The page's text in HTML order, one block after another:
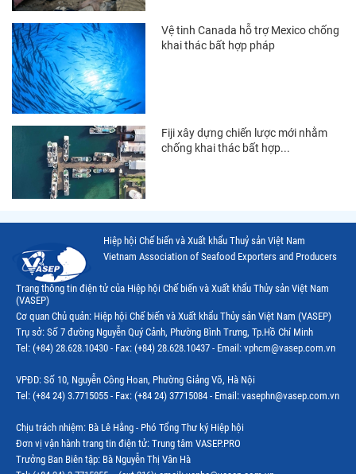
Thị trường Indonesia
Thị trường Mexico
Thị trường Mỹ
Thị trường Nga
Thị trường Hàn Quốc
Thị trường Nhật Bản
Thị trường Thái Lan
Thị trường Philippines
Thị trường Tây Ban Nha
Thị trường thủy sản khác
Thị trường thủy sản thế giới
Vệ tinh Canada hỗ trợ Mexico chống
khai thác bất hợp pháp
Fiji xây dựng chiến lược mới nhằm
chống khai thác bất hợp...
Hiệp hội Chế biến và Xuất khẩu Thuỷ sản Việt Nam
Vietnam Association of Seafood Exporters and Producers
Trang thông tin điện tử của Hiệp hội Chế biến và Xuất khẩu Thủy sản Việt Nam
(VASEP)
Cơ quan Chủ quản: Hiệp hội Chế biến và Xuất khẩu Thủy sản Việt Nam (VASEP)
Trụ sở: Số 7 đường Nguyễn Quý Cảnh, Phường Bình Trưng, Tp.Hồ Chí Minh
Tel: (+84) 28.628.10430 - Fax: (+84) 28.628.10437 - Email: vphcm@vasep.com.vn
VPĐD: Số 10, Nguyễn Công Hoan, Phường Giảng Võ, Hà Nội
Tel: (+84 24) 3.7715055 - Fax: (+84 24) 37715084 - Email: vasephn@vasep.com.vn
Chịu trách nhiệm: Bà Lê Hằng - Phó Tổng Thư ký Hiệp hội
Đơn vị vận hành trang tin điện tử: Trung tâm VASEP.PRO
Trưởng Ban Biên tập: Bà Nguyễn Thị Vân Hà